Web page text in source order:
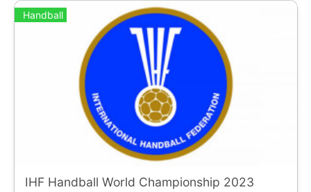
Handball
IHF Handball World Championship 2023